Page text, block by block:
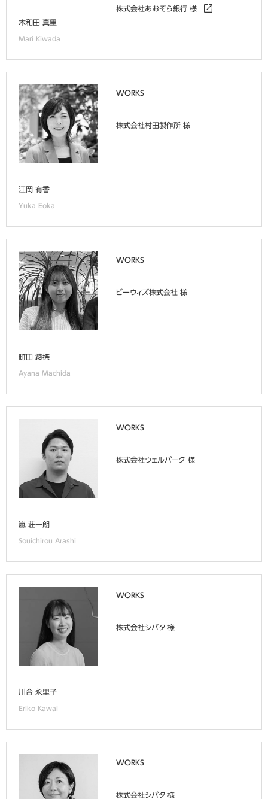
木和田 真里
Mari Kiwada
株式会社あおぞら銀行 様
江岡 有香
Yuka Eoka
WORKS
株式会社村田製作所 様
町田 綾捺
Ayana Machida
WORKS
ビーウィズ株式会社 様
嵐 荘一朗
Souichirou Arashi
WORKS
株式会社ウェルパーク 様
川合 永里子
Eriko Kawai
WORKS
株式会社シバタ 様
WORKS
株式会社シバタ 様